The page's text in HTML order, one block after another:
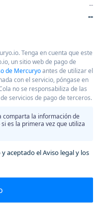
--
--
Tenga en cuenta que este
un sitio web de pago de
de Mercuryoantes de utilizar el
con el servicio, póngase en
no se responsabiliza de las
servicios de pago de terceros.
comparta la información de
es la primera vez que utiliza
aceptado el Aviso legal y los